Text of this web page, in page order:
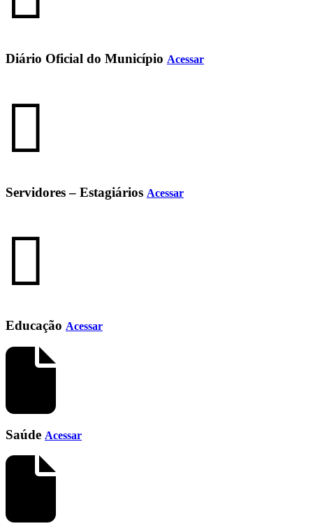
Diário Oficial do Município Acessar
Servidores – Estagiários Acessar
Educação Acessar
Saúde Acessar